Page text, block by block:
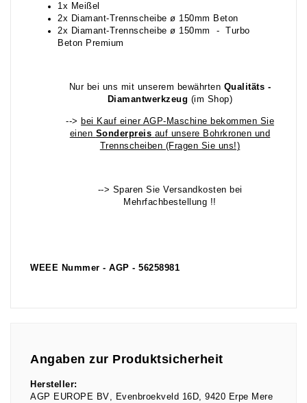
1x Meißel
2x Diamant-Trennscheibe ø 150mm Beton
2x Diamant-Trennscheibe ø 150mm - Turbo
Beton Premium
Nur bei uns mit unserem bewährten Qualitäts -
Diamantwerkzeug (im Shop)
--> bei Kauf einer AGP-Maschine bekommen Sie
einen Sonderpreis auf unsere Bohrkronen und
Trennscheiben (Fragen Sie uns!)
--> Sparen Sie Versandkosten bei
Mehrfachbestellung !!
WEEE Nummer - AGP - 56258981
Angaben zur Produktsicherheit
Hersteller:
AGP EUROPE BV
Evenbroekveld 16D 9420 Erpe Mere